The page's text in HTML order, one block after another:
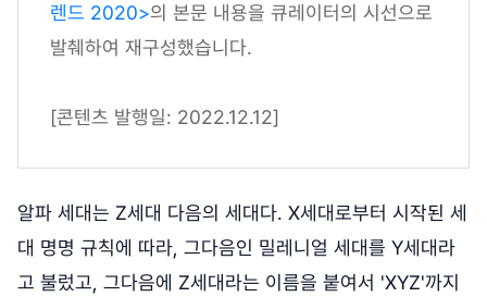
렌드 2020>의 본문 내용을 큐레이터의 시선으로
발췌하여 재구성했습니다.
[콘텐츠 발행일: 2022.12.12]
알파 세대는 Z세대 다음의 세대다. X세대로부터 시작된 세
대 명명 규칙에 따라, 그다음인 밀레니얼 세대를 Y세대라
고 불렀고, 그다음에 Z세대라는 이름을 붙여서 'XYZ'까지